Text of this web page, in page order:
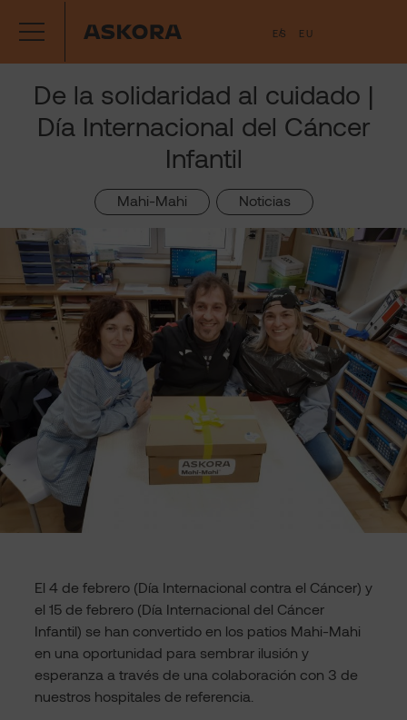
contenido
ES EU
De la solidaridad al cuidado |
Día Internacional del Cáncer
Infantil
Mahi-Mahi , Noticias
El 4 de febrero (Día Internacional contra el Cáncer) y
el 15 de febrero (Día Internacional del Cáncer
Infantil) se han convertido en los patios Mahi-Mahi
en una oportunidad para sembrar ilusión y
esperanza a través de una colaboración con 3 de
nuestros hospitales de referencia.